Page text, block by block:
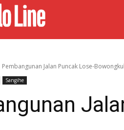
Pembangunan Jalan Puncak Lose-
Sangihe